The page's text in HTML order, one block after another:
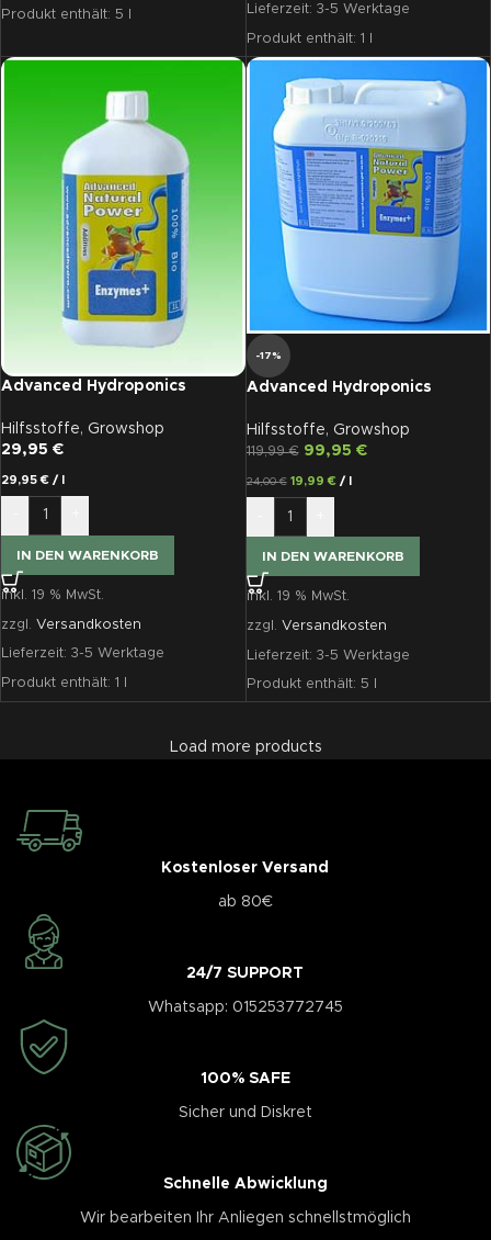
Produkt enthält: 5 Lieferzeit: 3-5 Werktage
Produkt enthält: 1
Advanced Hydroponics
Hilfsstoffe, Growshop
29,95 €
29,95€ /
IN DEN WARENKORB
inkl. 19 % MwSt.
zzgl. Versandkosten
Lieferzeit: 3-5 Werktage
Produkt enthält: 1
-17%
Advanced Hydroponics
Hilfsstoffe, Growshop
119,99€ 99,95 €
24,00€ 19,99€/
IN DEN WARENKORB
inkl. 19 % MwSt.
zzgl. Versandkosten
Lieferzeit: 3-5 Werktage
Produkt enthält: 5
Load more products
Kostenloser Versand
ab 80€
24/7 SUPPORT
Whatsapp: 015253772745
100% SAFE
Sicher und Diskret
Schnelle Abwicklung
Wir bearbeiten Ihr Anliegen schnellstmöglich